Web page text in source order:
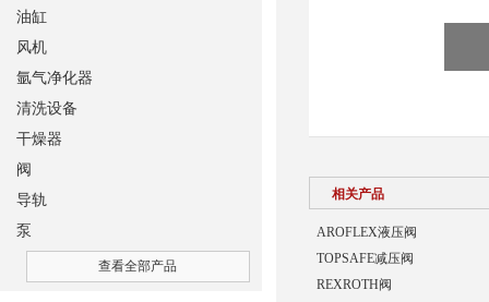
相关产品
AROFLEX液压阀
TOPSAFE减压阀
REXROTH阀
油缸
风机
氩气净化器
清洗设备
干燥器
阀
导轨
泵
查看全部产品